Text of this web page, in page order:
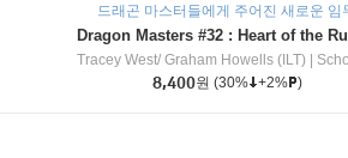
드래곤 마스터들에게 주어진 새로운 임
Tracey West/ Graham Howells (ILT)
8,400원 (30% +2% )